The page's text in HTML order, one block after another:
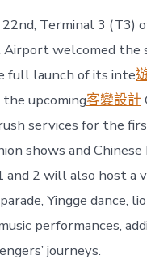
22nd, Terminal 3 (T3)
welcomed the
full launch of its inte
upcoming客變設計
services for the
shows and Chinese
and 2 will also host a
Yingge dance,
performances,
journeys.